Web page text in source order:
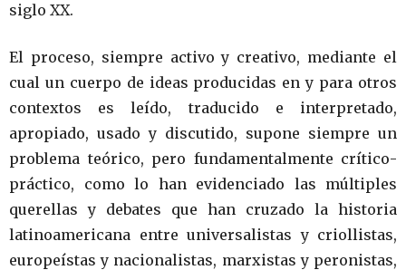
siglo XX.
El proceso, siempre activo y creativo, mediante el
cual un cuerpo de ideas producidas en y para otros
contextos es leído, traducido e interpretado,
apropiado, usado y discutido, supone siempre un
problema teórico, pero fundamentalmente crítico-
práctico, como lo han evidenciado las múltiples
querellas y debates que han cruzado la historia
latinoamericana entre universalistas y criollistas,
europeístas y nacionalistas, marxistas y peronistas,